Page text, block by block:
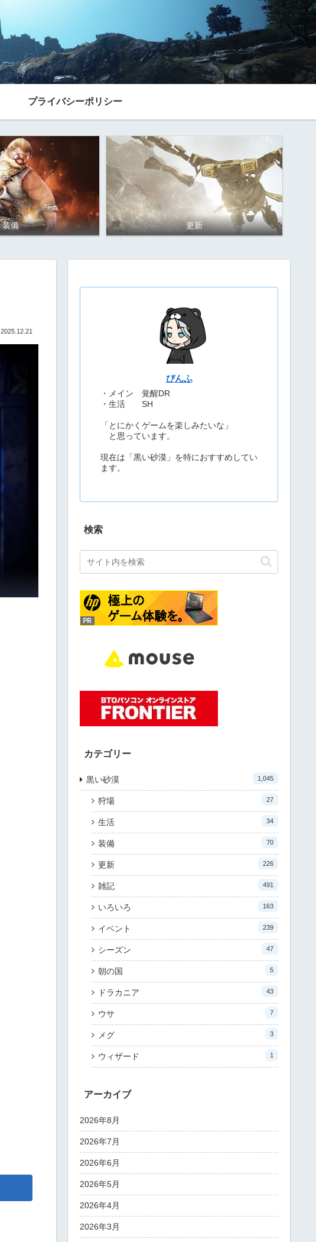
プライバシーポリシー
装備 更新
2025.12.21
ぴんふ
・メイン 覚醒DR
・生活 SH
「とにかくゲームを楽しみたいな」
と思っています。
現在は「黒い砂漠」を特におすすめしてい
ます。
検索
カテゴリー
黒い砂漠 1,045
狩場 27
生活 34
装備 70
更新 226
雑記 491
いろいろ 163
イベント 239
シーズン 47
朝の国 5
ドラカニア 43
ウサ 7
メグ 3
ウィザード 1
アーカイブ
2026年8月
2026年7月
2026年6月
2026年5月
2026年4月
2026年3月